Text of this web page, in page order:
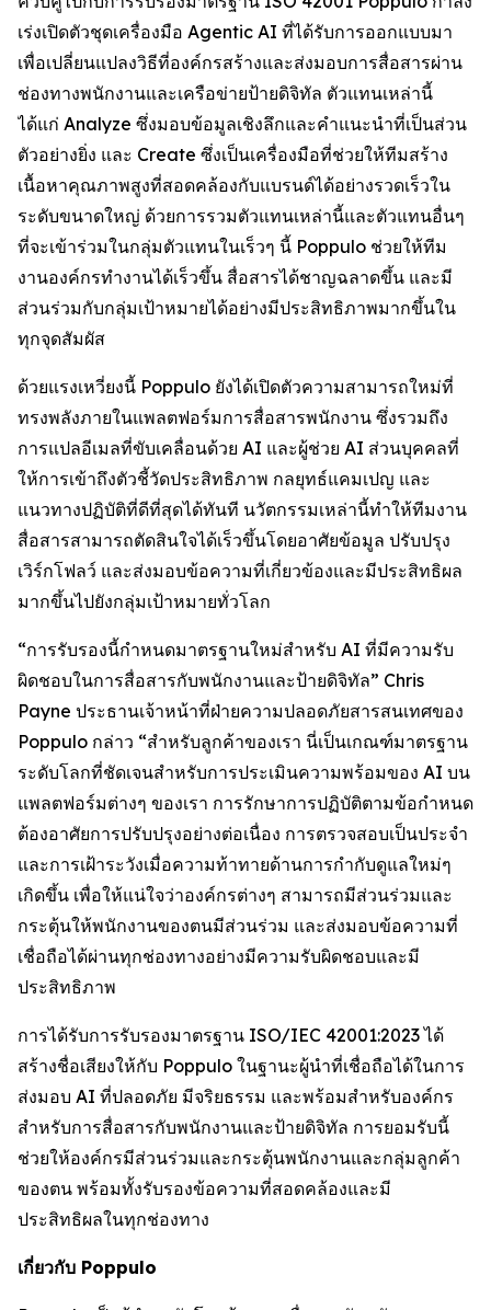
เร่งเปิดตัวชุดเครื่องมือ Agentic AI ที่ได้รับการออกแบบมา
เพื่อเปลี่ยนแปลงวิธีที่องค์กรสร้างและส่งมอบการสื่อสารผ่าน
ช่องทางพนักงานและเครือข่ายป้ายดิจิทัล ตัวแทนเหล่านี้
ได้แก่ Analyze ซึ่งมอบข้อมูลเชิงลึกและคำแนะนำที่เป็นส่วน
ตัวอย่างยิ่ง และ Create ซึ่งเป็นเครื่องมือที่ช่วยให้ทีมสร้าง
เนื้อหาคุณภาพสูงที่สอดคล้องกับแบรนด์ได้อย่างรวดเร็วใน
ระดับขนาดใหญ่ ด้วยการรวมตัวแทนเหล่านี้และตัวแทนอื่นๆ
ที่จะเข้าร่วมในกลุ่มตัวแทนในเร็วๆ นี้ Poppulo ช่วยให้ทีม
งานองค์กรทำงานได้เร็วขึ้น สื่อสารได้ชาญฉลาดขึ้น และมี
ส่วนร่วมกับกลุ่มเป้าหมายได้อย่างมีประสิทธิภาพมากขึ้นใน
ทุกจุดสัมผัส
ด้วยแรงเหวี่ยงนี้ Poppulo ยังได้เปิดตัวความสามารถใหม่ที่
ทรงพลังภายในแพลตฟอร์มการสื่อสารพนักงาน ซึ่งรวมถึง
การแปลอีเมลที่ขับเคลื่อนด้วย AI และผู้ช่วย AI ส่วนบุคคลที่
ให้การเข้าถึงตัวชี้วัดประสิทธิภาพ กลยุทธ์แคมเปญ และ
แนวทางปฏิบัติที่ดีที่สุดได้ทันที นวัตกรรมเหล่านี้ทำให้ทีมงาน
สื่อสารสามารถตัดสินใจได้เร็วขึ้นโดยอาศัยข้อมูล ปรับปรุง
เวิร์กโฟลว์ และส่งมอบข้อความที่เกี่ยวข้องและมีประสิทธิผล
มากขึ้นไปยังกลุ่มเป้าหมายทั่วโลก
“การรับรองนี้กำหนดมาตรฐานใหม่สำหรับ AI ที่มีความรับ
ผิดชอบในการสื่อสารกับพนักงานและป้ายดิจิทัล” Chris
Payne ประธานเจ้าหน้าที่ฝ่ายความปลอดภัยสารสนเทศของ
Poppulo กล่าว “สำหรับลูกค้าของเรา นี่เป็นเกณฑ์มาตรฐาน
ระดับโลกที่ชัดเจนสำหรับการประเมินความพร้อมของ AI บน
แพลตฟอร์มต่างๆ ของเรา การรักษาการปฏิบัติตามข้อกำหนด
ต้องอาศัยการปรับปรุงอย่างต่อเนื่อง การตรวจสอบเป็นประจำ
และการเฝ้าระวังเมื่อความท้าทายด้านการกำกับดูแลใหม่ๆ
เกิดขึ้น เพื่อให้แน่ใจว่าองค์กรต่างๆ สามารถมีส่วนร่วมและ
กระตุ้นให้พนักงานของตนมีส่วนร่วม และส่งมอบข้อความที่
เชื่อถือได้ผ่านทุกช่องทางอย่างมีความรับผิดชอบและมี
ประสิทธิภาพ
การได้รับการรับรองมาตรฐาน ISO/IEC 42001:2023 ได้
สร้างชื่อเสียงให้กับ Poppulo ในฐานะผู้นำที่เชื่อถือได้ในการ
ส่งมอบ AI ที่ปลอดภัย มีจริยธรรม และพร้อมสำหรับองค์กร
สำหรับการสื่อสารกับพนักงานและป้ายดิจิทัล การยอมรับนี้
ช่วยให้องค์กรมีส่วนร่วมและกระตุ้นพนักงานและกลุ่มลูกค้า
ของตน พร้อมทั้งรับรองข้อความที่สอดคล้องและมี
ประสิทธิผลในทุกช่องทาง
เกี่ยวกับ Poppulo